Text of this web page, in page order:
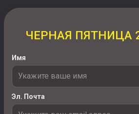
ЧЕРНАЯ ПЯТНИЦА
Имя
Эл. Почта